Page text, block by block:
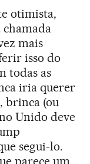
otimista,
chamada
mais
isso do
todas as
iria querer
brinca (ou
Unido deve
segui-lo.